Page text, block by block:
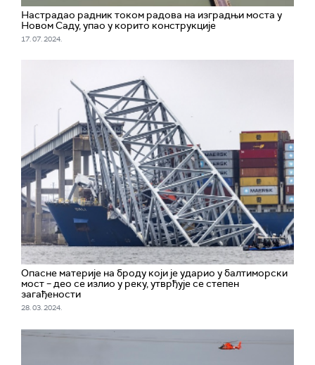
Настрадао радник током радова на изградњи моста у
Новом Саду, упао у корито конструкције
17. 07. 2024.
Опасне материје на броду који је ударио у балтиморски
мост – део се излио у реку, утврђује се степен
загађености
28. 03. 2024.